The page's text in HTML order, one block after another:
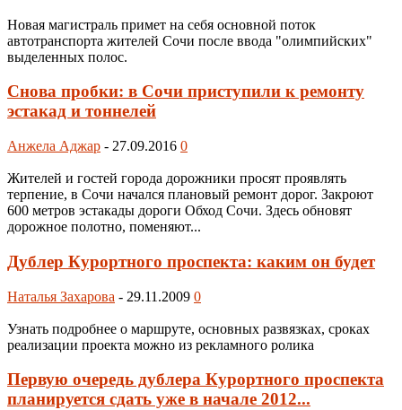
Новая магистраль примет на себя основной поток
автотранспорта жителей Сочи после ввода "олимпийских"
выделенных полос.
Снова пробки: в Сочи приступили к ремонту
эстакад и тоннелей
Анжела Аджар - 27.09.2016 0
Жителей и гостей города дорожники просят проявлять
терпение, в Сочи начался плановый ремонт дорог. Закроют
600 метров эстакады дороги Обход Сочи. Здесь обновят
дорожное полотно, поменяют...
Дублер Курортного проспекта: каким он будет
Наталья Захарова - 29.11.2009 0
Узнать подробнее о маршруте, основных развязках, сроках
реализации проекта можно из рекламного ролика
Первую очередь дублера Курортного проспекта
планируется сдать уже в начале 2012...